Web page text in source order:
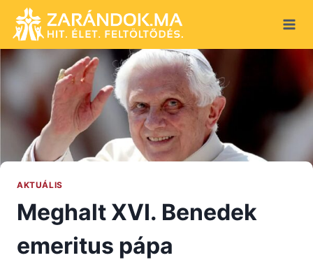
content
AKTUÁLIS
Meghalt XVI. Benedek
emeritus pápa